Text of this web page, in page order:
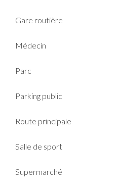
Gare routière
Médecin
Parc
Parking public
Route principale
Salle de sport
Supermarché